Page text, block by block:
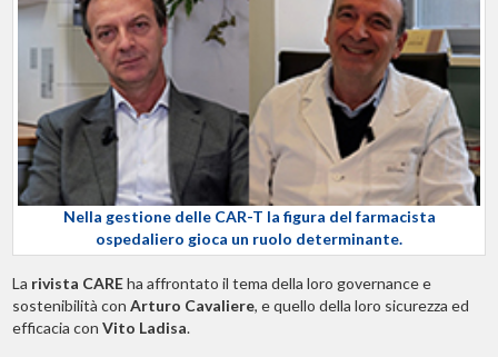
Nella gestione delle CAR-T la figura del farmacista
ospedaliero gioca un ruolo determinante.
La rivista CAREha affrontato il tema della loro governance e
sostenibilità con Arturo Cavaliere, e quello della loro sicurezza ed
efficacia con Vito Ladisa.